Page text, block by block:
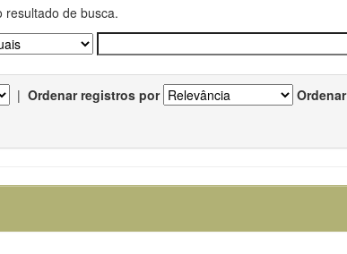
resultado de busca.
| Ordenar registros por Ordenar